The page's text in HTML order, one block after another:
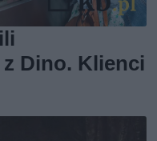
Dino. Klienci